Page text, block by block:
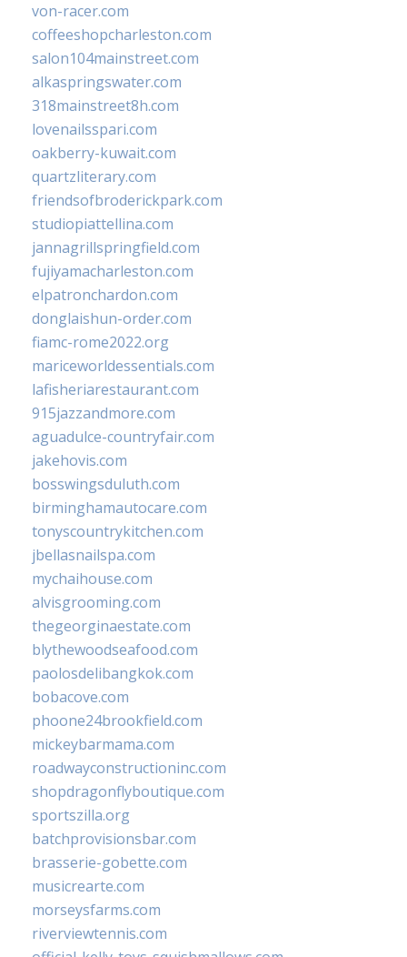
von-racer.com
coffeeshopcharleston.com
salon104mainstreet.com
alkaspringswater.com
318mainstreet8h.com
lovenailsspari.com
oakberry-kuwait.com
quartzliterary.com
friendsofbroderickpark.com
studiopiattellina.com
jannagrillspringfield.com
fujiyamacharleston.com
elpatronchardon.com
donglaishun-order.com
fiamc-rome2022.org
mariceworldessentials.com
lafisheriarestaurant.com
915jazzandmore.com
aguadulce-countryfair.com
jakehovis.com
bosswingsduluth.com
birminghamautocare.com
tonyscountrykitchen.com
jbellasnailspa.com
mychaihouse.com
alvisgrooming.com
thegeorginaestate.com
blythewoodseafood.com
paolosdelibangkok.com
bobacove.com
phoone24brookfield.com
mickeybarmama.com
roadwayconstructioninc.com
shopdragonflyboutique.com
sportszilla.org
batchprovisionsbar.com
brasserie-gobette.com
musicrearte.com
morseysfarms.com
riverviewtennis.com